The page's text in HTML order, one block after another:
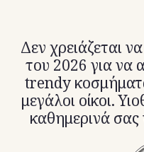
Δεν χρειάζεται
του 2026 για να
trendy
μεγάλοι οίκοι.
καθημερινά